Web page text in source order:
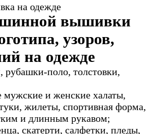
на одежде
вышивки
узоров,
на одежде
рубашки-поло, толстовки,
и женские халаты,
жилеты, спортивная форма,
и длинным рукавом;
скатерти, салфетки, пледы,